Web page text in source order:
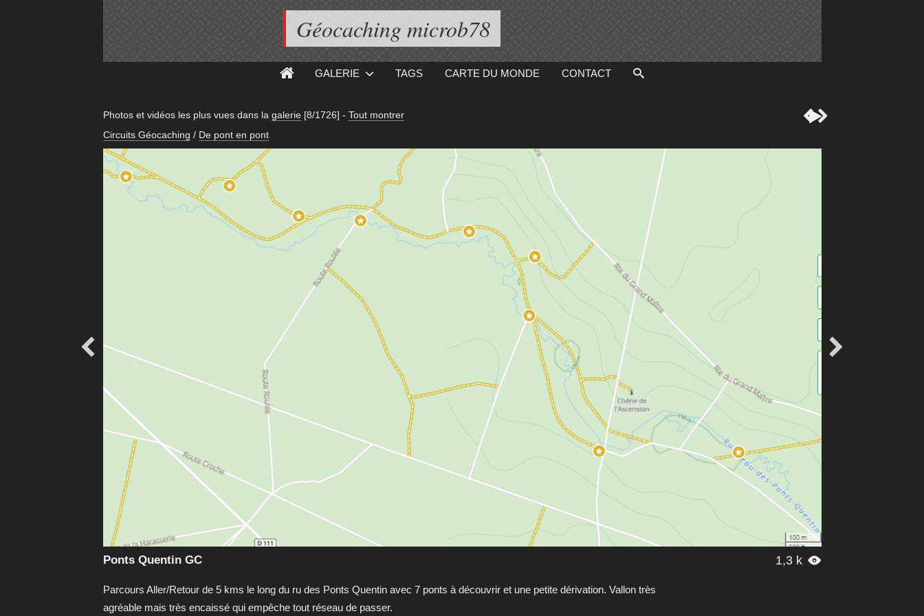
Géocaching microb78
GALERIE TAGS CARTE DU MONDE CONTACT
Photos et vidéos les plus vues dans la galerie [8/1726] - Tout montrer
Circuits Géocaching / De pont en pont

 
1,3 k 
Ponts Quentin GC
Parcours Aller/Retour de 5 kms le long du ru des Ponts Quentin avec 7 ponts à découvrir et une petite dérivation. Vallon très
agréable mais très encaissé qui empêche tout réseau de passer.